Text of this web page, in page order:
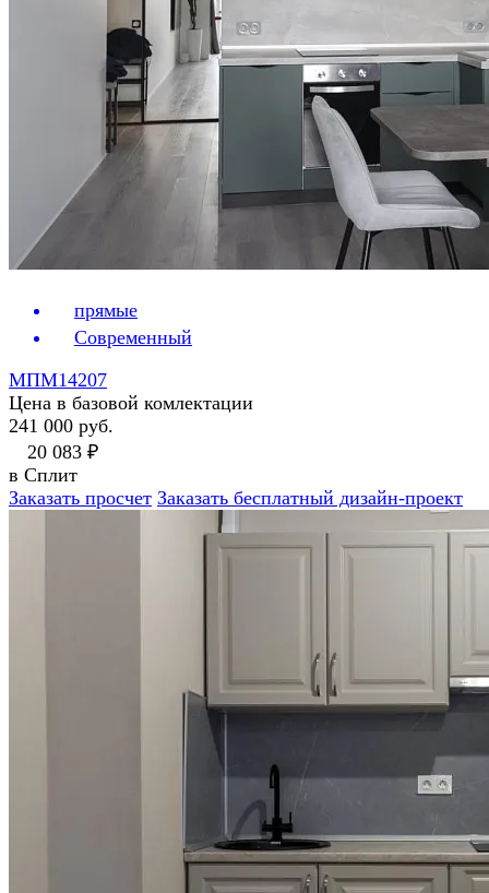
прямые
Современный
МПМ14207
Цена в базовой комлектации
241 000 руб.
20 083 ₽
в Сплит
Заказать просчет Заказать бесплатный дизайн-проект